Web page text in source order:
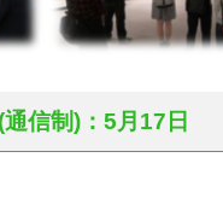
信制)：5月17日